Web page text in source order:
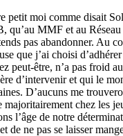
petit moi comme disait
qu’au MMF et au Réseau
pas abandonner. Au
que j’ai choisi
peut-être, n’a pas froid
d’intervenir et qui le
D’aucuns me
chez les
l’âge de notre
de ne pas se laisser